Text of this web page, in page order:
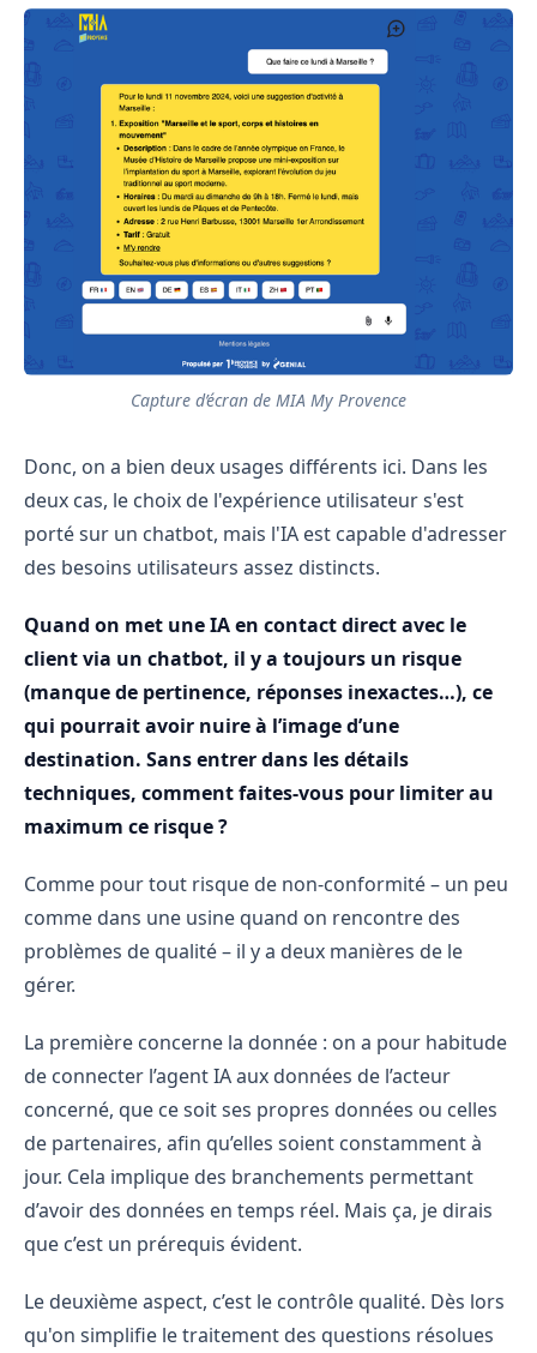
Capture d’écran de MIA My Provence
Donc, on a bien deux usages différents ici. Dans les
deux cas, le choix de l'expérience utilisateur s'est
porté sur un chatbot, mais l'IA est capable d'adresser
des besoins utilisateurs assez distincts.
Quand on met une IA en contact direct avec le
client via un chatbot, il y a toujours un risque
(manque de pertinence, réponses inexactes…), ce
qui pourrait avoir nuire à l’image d’une
destination. Sans entrer dans les détails
techniques, comment faites-vous pour limiter au
maximum ce risque ?
Comme pour tout risque de non-conformité – un peu
comme dans une usine quand on rencontre des
problèmes de qualité – il y a deux manières de le
gérer.
La première concerne la donnée : on a pour habitude
de connecter l’agent IA aux données de l’acteur
concerné, que ce soit ses propres données ou celles
de partenaires, afin qu’elles soient constamment à
jour. Cela implique des branchements permettant
d’avoir des données en temps réel. Mais ça, je dirais
que c’est un prérequis évident.
Le deuxième aspect, c’est le contrôle qualité. Dès lors
qu'on simplifie le traitement des questions résolues